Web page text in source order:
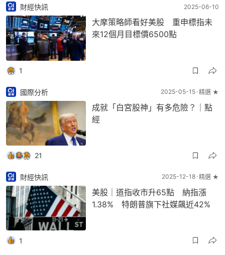
財經快訊 2025-06-10
大摩策略師看好美股 重申標指未
來12個月目標價6500點
1
國際分析 2025-05-15 精選 ★
成就「白宮股神」有多危險？｜點
經
21
財經快訊 2025-12-18 精選 ★
美股｜道指收市升65點 納指漲
1.38% 特朗普旗下社媒飆近42%
1